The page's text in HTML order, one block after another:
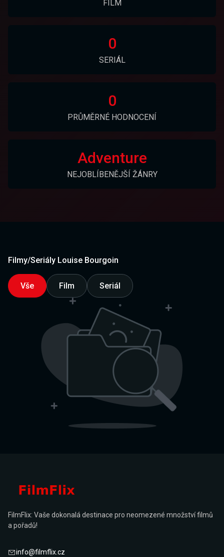
FILM
0
SERIÁL
0
PRŮMĚRNÉ HODNOCENÍ
Adventure
NEJOBLÍBENĚJŠÍ ŽÁNRY
Filmy/Seriály Louise Bourgoin
Vše Film Seriál
FilmFlix: Vaše dokonalá destinace pro neomezené množství filmů
a pořadů!
info@filmflix.cz